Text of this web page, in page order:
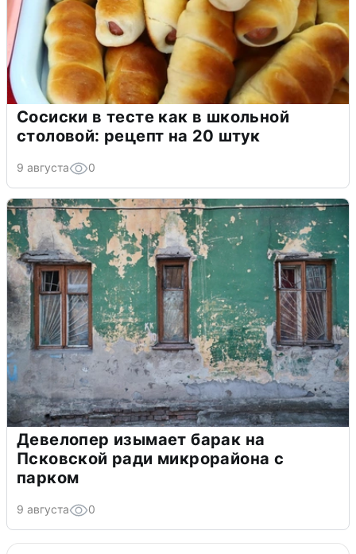
Сосиски в тесте как в школьной
столовой: рецепт на 20 штук
9 августа 0
Девелопер изымает барак на
Псковской ради микрорайона с
парком
9 августа 0